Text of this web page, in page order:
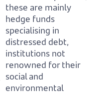
these are mainly
hedge funds
specialising in
distressed debt,
institutions not
renowned for their
social and
environmental